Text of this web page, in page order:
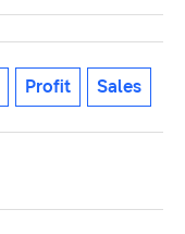
Profit Sales